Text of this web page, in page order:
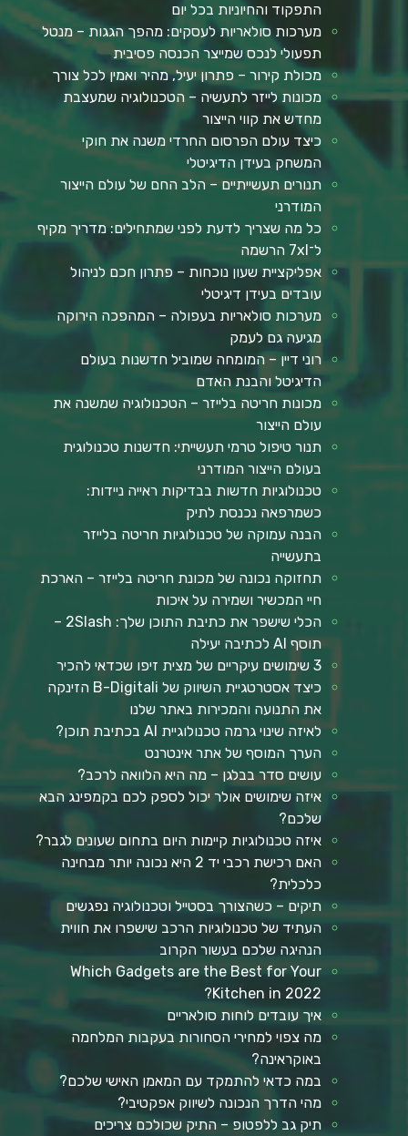
התפקוד והחיוניות בכל יום
מערכות סולאריות לעסקים: מהפך הגגות – מנטל
תפעולי לנכס שמייצר הכנסה פסיבית
מכולת קירור – פתרון יעיל, מהיר ואמין לכל צורך
מכונות לייזר לתעשיה – הטכנולוגיה שמעצבת
מחדש את קווי הייצור
כיצד עולם הפרסום החרדי משנה את חוקי
המשחק בעידן הדיגיטלי
תנורים תעשייתיים – הלב החם של עולם הייצור
המודרני
כל מה שצריך לדעת לפני שמתחילים: מדריך מקיף
ל־7xl הרשמה
אפליקציית שעון נוכחות – פתרון חכם לניהול
עובדים בעידן דיגיטלי
מערכות סולאריות בעפולה – המהפכה הירוקה
מגיעה גם לעמק
רוני דיין – המומחה שמוביל חדשנות בעולם
הדיגיטל והבנת האדם
מכונות חריטה בלייזר – הטכנולוגיה שמשנה את
עולם הייצור
תנור טיפול טרמי תעשייתי: חדשנות טכנולוגית
בעולם הייצור המודרני
טכנולוגיות חדשות בבדיקות ראייה ניידות:
כשמרפאה נכנסת לתיק
הבנה עמוקה של טכנולוגיות חריטה בלייזר
בתעשייה
תחזוקה נכונה של מכונת חריטה בלייזר – הארכת
חיי המכשיר ושמירה על איכות
הכלי שישפר את כתיבת התוכן שלך: 2Slash –
תוסף AI לכתיבה יעילה
3 שימושים עיקריים של מצית זיפו שכדאי להכיר
כיצד אסטרטגיית השיווק של B-Digitali הזינקה
את התנועה והמכירות באתר שלנו
לאיזה שינוי גרמה טכנולוגיית AI בכתיבת תוכן?
הערך המוסף של אתר אינטרנט
עושים סדר בבלגן – מה היא הלוואה לרכב?
איזה שימושים אולר יכול לספק לכם בקמפינג הבא
שלכם?
איזה טכנולוגיות קיימות היום בתחום שעונים לגבר?
האם רכישת רכבי יד 2 היא נכונה יותר מבחינה
כלכלית?
תיקים – כשהצורך בסטייל וטכנולוגיה נפגשים
העתיד של טכנולוגיות הרכב שישפרו את חווית
הנהיגה שלכם בעשור הקרוב
Which Gadgets are the Best for Your
Kitchen in 2022?
איך עובדים לוחות סולאריים
מה צפוי למחירי הסחורות בעקבות המלחמה
באוקראינה?
במה כדאי להתמקד עם המאמן האישי שלכם?
מהי הדרך הנכונה לשיווק אפקטיבי?
תיק גב ללפטופ – התיק שכולכם צריכים